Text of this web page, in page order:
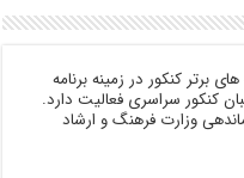
متشکل از رتبه های برتر کنکور در زمینه برنامه
کنکور سراسری فعالیت دارد.
۱۰۰ در سامانه ساماندهی وزارت فرهنگ و ارشاد